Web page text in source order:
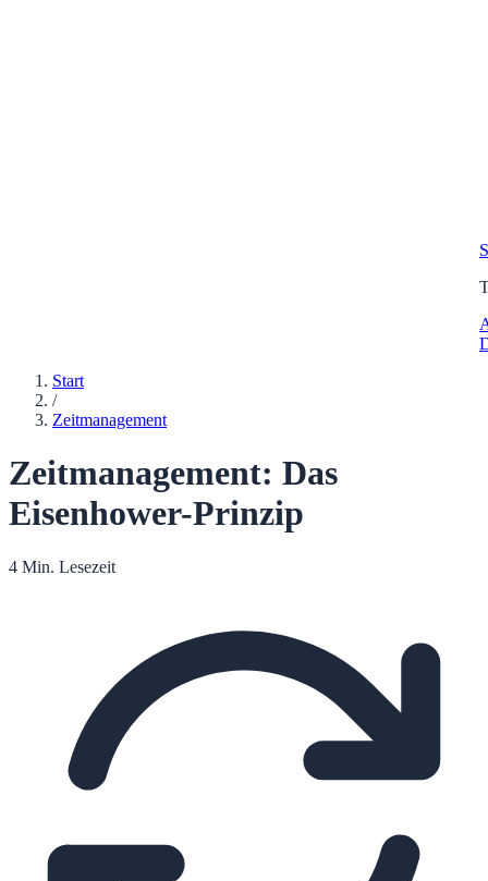
Start
/
Zeitmanagement
Zeitmanagement: Das
Eisenhower-Prinzip
4 Min. Lesezeit